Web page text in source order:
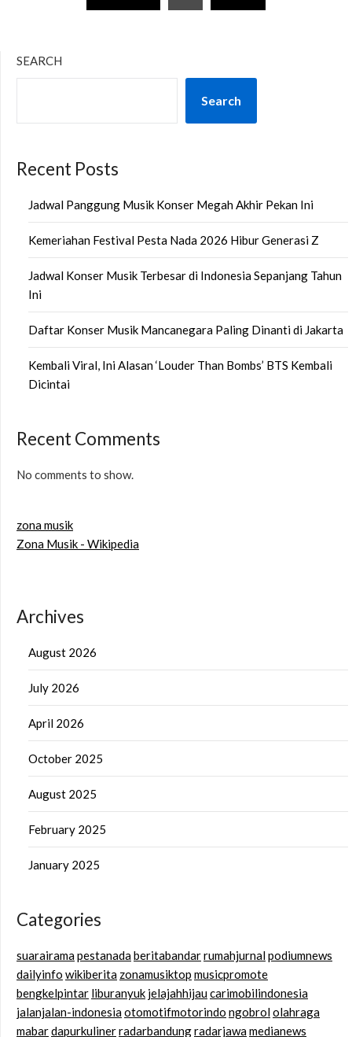
pagination
SEARCH
Search
Recent Posts
Jadwal Panggung Musik Konser Megah Akhir Pekan Ini
Kemeriahan Festival Pesta Nada 2026 Hibur Generasi Z
Jadwal Konser Musik Terbesar di Indonesia Sepanjang Tahun
Ini
Daftar Konser Musik Mancanegara Paling Dinanti di Jakarta
Kembali Viral, Ini Alasan ‘Louder Than Bombs’ BTS Kembali
Dicintai
Recent Comments
No comments to show.
zona musik
Zona Musik - Wikipedia
Archives
August 2026
July 2026
April 2026
October 2025
August 2025
February 2025
January 2025
Categories
suarairamapestanadaberitabandarrumahjurnalpodiumnews
dailyinfo wikiberita zonamusiktop musicpromote
bengkelpintar liburanyuk jelajahhijaucarimobilindonesia
jalanjalan-indonesiaotomotifmotorindo ngobrololahraga
mabardapurkulinerradarbandungradarjawamedianews